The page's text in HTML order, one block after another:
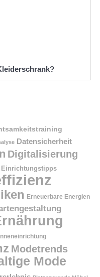
Datensicherheit
Digitalisierung
Einrichtungstipps
Erneuerbare Energien
Modetrends
Mode